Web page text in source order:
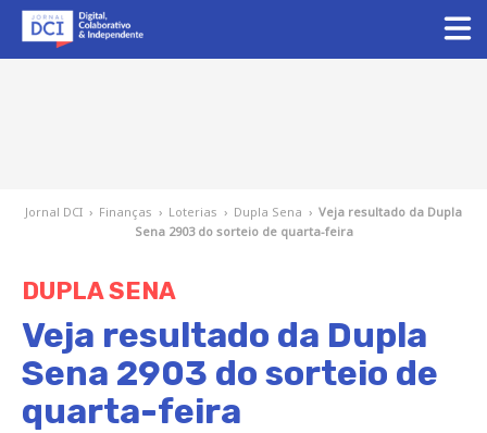
Jornal DCI › Finanças › Loterias › Dupla Sena › Veja resultado da Dupla
Sena 2903 do sorteio de quarta-feira
DUPLA SENA
Veja resultado da Dupla
Sena 2903 do sorteio de
quarta-feira